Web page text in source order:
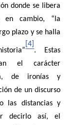
donde se libera
en cambio, “la
plazo y se halla
[4]
. Estas
el carácter
de ironías y
de un discurso
las distancias y
decirlo así, el